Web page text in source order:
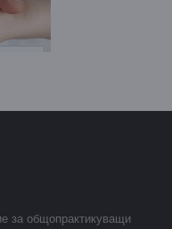
за общопрактикуващи